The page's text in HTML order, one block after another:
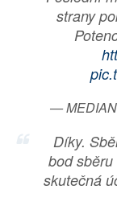
SOCIÁLNÍ SÍTĚ
PLNÁ VERZE
strany
—
Díky.
bod
skutečná